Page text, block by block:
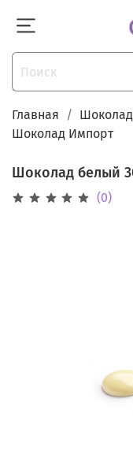
Главная
Шоколад Импорт
Шоколад белый
(0)